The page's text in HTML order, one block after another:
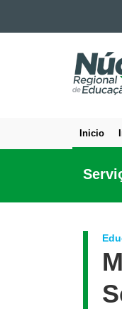
Ir para a navegação
Ir para a busca
DE
Inicio